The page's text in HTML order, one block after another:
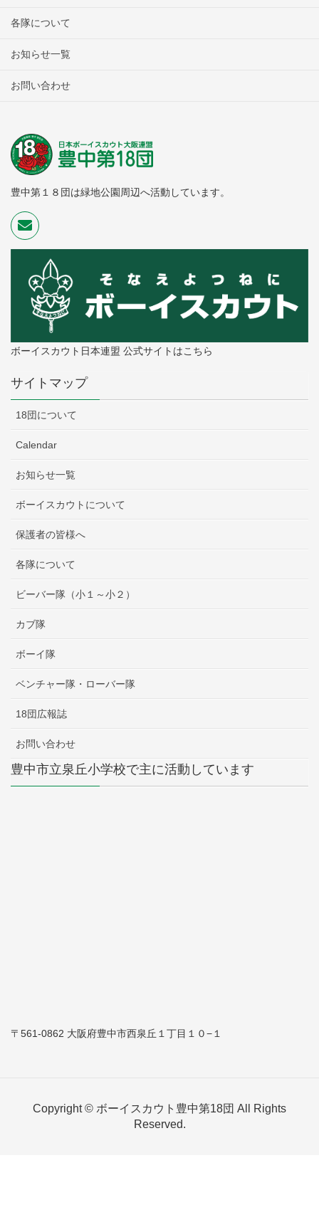
各隊について
お知らせ一覧
お問い合わせ
豊中第１８団は緑地公園周辺へ活動しています。
ボーイスカウト日本連盟 公式サイトはこちら
サイトマップ
18団について
Calendar
お知らせ一覧
ボーイスカウトについて
保護者の皆様へ
各隊について
ビーバー隊（小１～小２）
カブ隊
ボーイ隊
ベンチャー隊・ローバー隊
18団広報誌
お問い合わせ
豊中市立泉丘小学校で主に活動しています
〒561-0862 大阪府豊中市西泉丘１丁目１０−１
Copyright © ボーイスカウト豊中第18団 All Rights
Reserved.